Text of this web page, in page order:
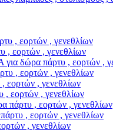
, εορτών , γενεθλίων
εορτών , γενεθλίων
δώρα πάρτυ , εορτών ,
, εορτών , γενεθλίων
, γενεθλίων
, γενεθλίων
πάρτυ , εορτών , γενεθλίων
, εορτών , γενεθλίων
, γενεθλίων